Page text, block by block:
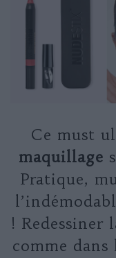
Ce must
maquillage
Pratique,
! Redessiner
comme